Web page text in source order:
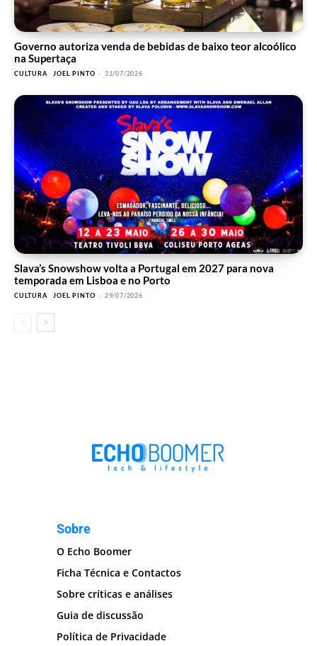
Governo autoriza venda de bebidas de baixo teor alcoólico
na Supertaça
CULTURA JOEL PINTO - 31/07/2026
Slava’s Snowshow volta a Portugal em 2027 para nova
temporada em Lisboa e no Porto
CULTURA JOEL PINTO - 29/07/2026
Sobre
O Echo Boomer
Ficha Técnica e Contactos
Sobre críticas e análises
Guia de discussão
Política de Privacidade